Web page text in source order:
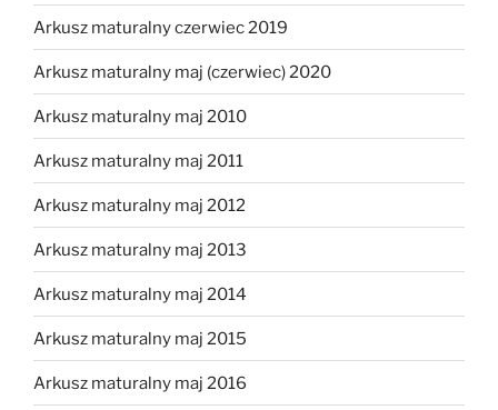
Arkusz maturalny czerwiec 2019
Arkusz maturalny maj (czerwiec) 2020
Arkusz maturalny maj 2010
Arkusz maturalny maj 2011
Arkusz maturalny maj 2012
Arkusz maturalny maj 2013
Arkusz maturalny maj 2014
Arkusz maturalny maj 2015
Arkusz maturalny maj 2016